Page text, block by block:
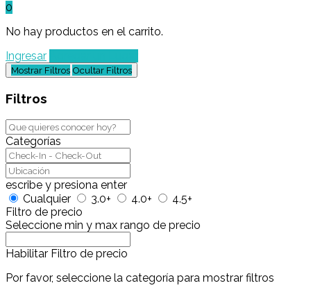
0
No hay productos en el carrito.
Ingresar
Mostrar Filtros Ocultar Filtros
Filtros
Categorías
escribe y presiona enter
Cualquier
3.0+ 4.0+
4.5+
Filtro de precio
Seleccione min y max rango de precio
Habilitar Filtro de precio
Por favor, seleccione la categoría para mostrar filtros